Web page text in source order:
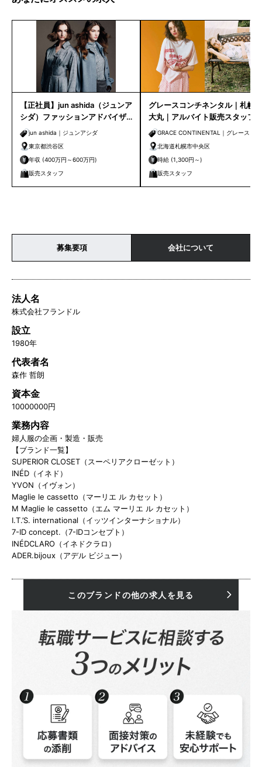
【正社員】jun ashida（ジュンア
シダ）ファッションアドバイザ
ー｜ティックアシダ本店
jun ashida｜ジュンアシダ
東京都渋谷区
年収 (400万円～600万円)
販売スタッフ
グレースコンチネンタル｜札幌
大丸｜アルバイト販売スタッフ
GRACE CONTINENTAL｜グレースコ
ンチネンタル
北海道札幌市中央区
時給 (1,300円～)
販売スタッフ
募集要項 会社について
法人名
株式会社フランドル
設立
1980年
代表者名
森作 哲朗
資本金
10000000円
業務内容
婦人服の企画・製造・販売
【ブランド一覧】
SUPERIOR CLOSET（スーペリアクローゼット）
INÉD（イネド）
YVON（イヴォン）
Maglie le cassetto（マーリエ ル カセット）
M Maglie le cassetto（エム マーリエ ル カセット）
I.T.’S. international（イッツインターナショナル）
7-ID concept.（7-IDコンセプト）
INÉDCLARO（イネドクラロ）
ADER.bijoux（アデル ビジュー）
このブランドの他の求人を見る